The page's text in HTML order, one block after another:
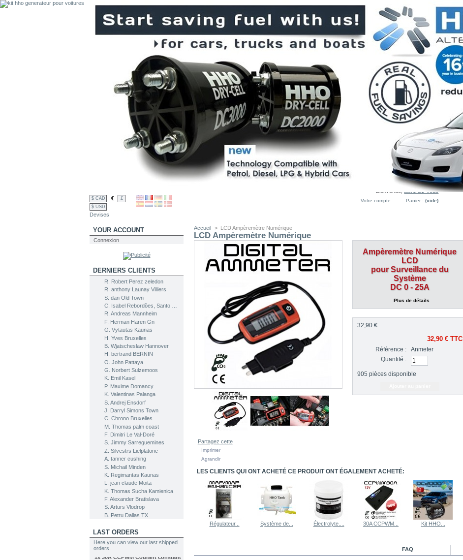
$ CAD €
£
$ USD
Devises
Bienvenue,identifiez-vous
Panier : (vide)
Votre compte
YOUR ACCOUNT
Connexion
DERNIERS CLIENTS
R. Robert Perez zeledon
R. anthony Launay Villiers
S. dan Old Town
R. Andreas Mannheim
F. Herman Haren Gn
G. Vytautas Kaunas
H. Yves Bruxelles
B. Wjatscheslaw Hannover
H. bertrand BERNIN
O. John Pattaya
G. Norbert Sulzemoos
K. Emil Kasel
P. Maxime Domancy
K. Valentinas Palanga
S. Andrej Ensdorf
J. Darryl Simons Town
C. Chrono Bruxelles
M. Thomas palm coast
F. Dimitri Le Val-Doré
S. Jimmy Sarreguemines
Z. Silvestrs Lielplatone
A. tanner cushing
S. Michail Minden
K. Regimantas Kaunas
L. jean claude Moita
K. Thomas Sucha Kamienica
F. Alexander Bratislava
S. Arturs Vlodrop
B. Petru Dallas TX
LAST ORDERS
Here you can view our last shipped
orders.
2026-08-07 00:02:52
1x Kit HHO DC2000 pour Voitures
2026-08-07 00:02:52
1x 30A CCPWM Courant constant
- Contrôle électronique -
Modulateur de Fréquence
Accueil > LCD Ampèremètre Numérique
LCD Ampèremètre Numérique
Partagez cette
Imprimer
Agrandir
Ampèremètre Numérique
LCD
pour Surveillance du
Système
DC 0 - 25A
Plus de détails
32,90 €
32,90 € TTC
Référence :
Anmeter
Quantité :
905 pièces disponible
LES CLIENTS QUI ONT ACHETÉ CE PRODUIT ONT ÉGALEMENT ACHETÉ:
Régulateur... Système de... Électrolyte.... 30A CCPWM... Kit HHO...
FAQ